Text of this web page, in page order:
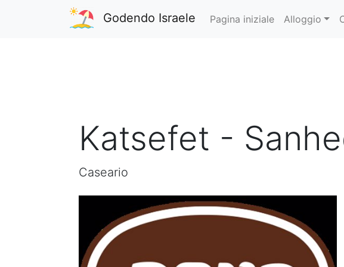
Godendo Israele Pagina iniziale Alloggio
Katsefet -
Caseario